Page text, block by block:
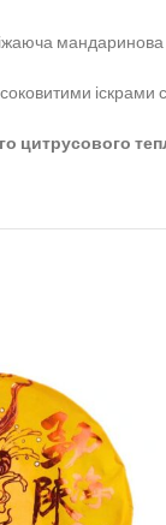
іскрами
цитрусового